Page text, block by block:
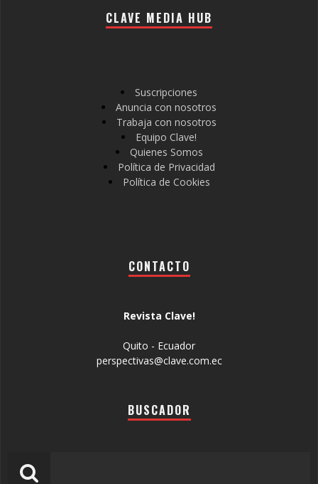
CLAVE MEDIA HUB
Suscripciones
Anuncia con nosotros
Trabaja con nosotros
Equipo Clave!
Quienes Somos
Política de Privacidad
Política de Cookies
CONTACTO
Revista Clave!
Quito - Ecuador
perspectivas@clave.com.ec
BUSCADOR